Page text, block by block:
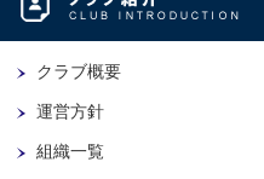
クラブ概要
運営方針
組織一覧